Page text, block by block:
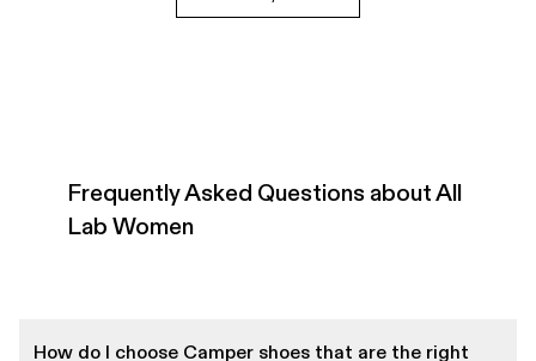
Frequently Asked Questions about All
Lab Women
How do I choose Camper shoes that are the right